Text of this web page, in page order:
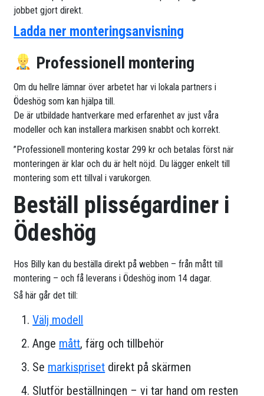
jobbet gjort direkt.
Ladda ner monteringsanvisning
Professionell montering
Om du hellre lämnar över arbetet har vi lokala partners i
Ödeshög som kan hjälpa till.
De är utbildade hantverkare med erfarenhet av just våra
modeller och kan installera markisen snabbt och korrekt.
”Professionell montering kostar 299 kr och betalas först när
monteringen är klar och du är helt nöjd. Du lägger enkelt till
montering som ett tillval i varukorgen.
Beställ plisségardiner i
Ödeshög
Hos Billy kan du beställa direkt på webben – från mått till
montering – och få leverans i Ödeshög inom 14 dagar.
Så här går det till:
Välj modell
Ange mått, färg och tillbehör
Se markispriset direkt på skärmen
Slutför beställningen – vi tar hand om resten